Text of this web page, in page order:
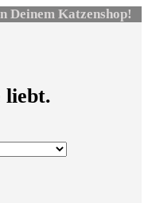
Deinem Katzenshop!
liebt.